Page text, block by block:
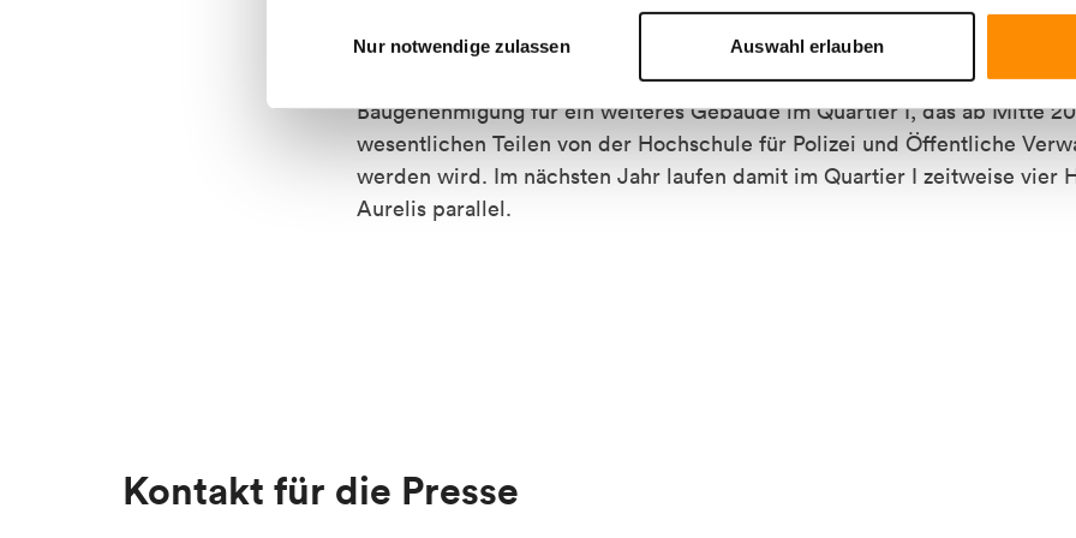
Nur notwendige zulassen Auswahl erlauben
für Polizei und Öffentliche Verwaltung (HSPV) begonnen. Die Immobilie
den Nutzer übergeben. Im September 2020 war Baubeginn für das
Office, in das Consors Finanz 2023 einziehen wird. Im September 2021
Baugenehmigung für ein weiteres Gebäude im Quartier I, das ab Mitte
wesentlichen Teilen von der Hochschule für Polizei und Öffentliche
werden wird. Im nächsten Jahr laufen damit im Quartier I zeitweise vier
Aurelis parallel.
Kontakt für die Presse